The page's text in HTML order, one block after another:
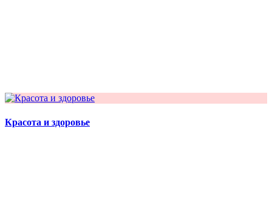
Красота и здоровье